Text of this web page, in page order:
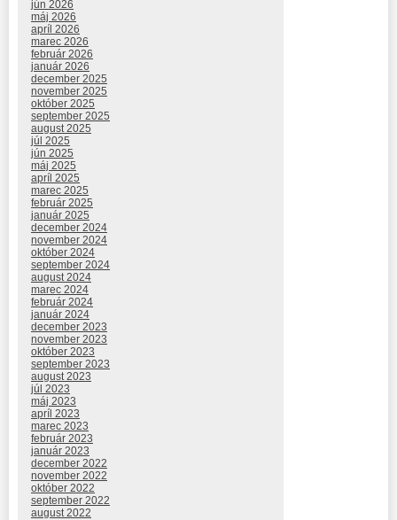
jún 2026
máj 2026
apríl 2026
marec 2026
február 2026
január 2026
december 2025
november 2025
október 2025
september 2025
august 2025
júl 2025
jún 2025
máj 2025
apríl 2025
marec 2025
február 2025
január 2025
december 2024
november 2024
október 2024
september 2024
august 2024
marec 2024
február 2024
január 2024
december 2023
november 2023
október 2023
september 2023
august 2023
júl 2023
máj 2023
apríl 2023
marec 2023
február 2023
január 2023
december 2022
november 2022
október 2022
september 2022
august 2022